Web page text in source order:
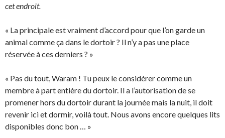
cet endroit.
« La principale est vraiment d’accord pour que l’on garde un
animal comme ça dans le dortoir ? Il n’y a pas une place
réservée à ces derniers ? »
« Pas du tout, Waram ! Tu peux le considérer comme un
membre à part entière du dortoir. Il a l’autorisation de se
promener hors du dortoir durant la journée mais la nuit, il doit
revenir ici et dormir, voilà tout. Nous avons encore quelques lits
disponibles donc bon … »